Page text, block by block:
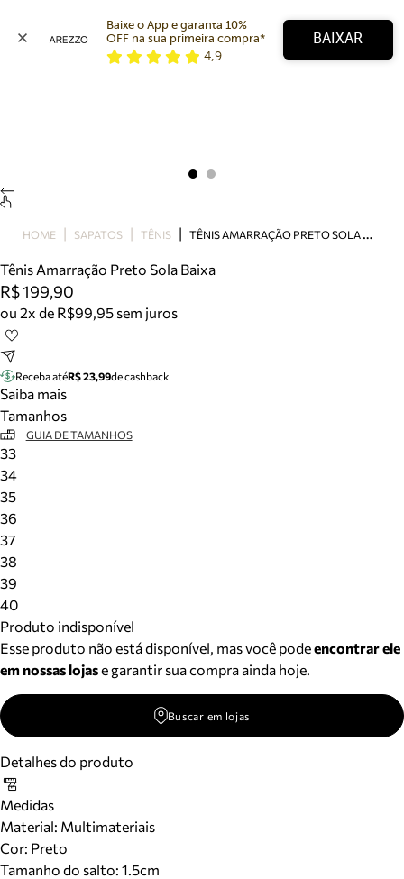
Bolsa
Tamanco
Tênis
Mule
Tire dúvidas sobre pedidos, devoluções e mais.
Meus pedidos
Acompanhe seus pedidos e solicite devoluções.
Baixe o App e garanta 10%
OFF na sua primeira compra*
4,9
BAIXAR
HOME SAPATOS TÊNIS T
ÊNIS AMARRAÇÃO PRETO SOLA BAIXA
Tênis Amarração Preto Sola Baixa
R$ 199,90
ou 2x de R$99,95 sem juros
Receba atéR$ 23,99de cashback
Saiba mais
Tamanhos
GUIA DE TAMANHOS
33
34
35
36
37
38
39
40
Produto indisponível
Esse produto não está disponível, mas você podeencontrar ele
em nossas lojase garantir sua compra ainda hoje.
Buscar em lojas
Detalhes do produto
Medidas
Material: Multimateriais
Cor: Preto
Tamanho do salto: 1.5cm